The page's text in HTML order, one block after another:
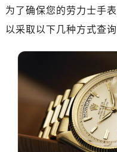
为了确保您的劳力士手
以采取以下几种方式查询